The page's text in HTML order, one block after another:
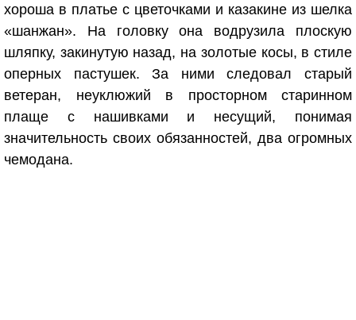
хороша в платье с цветочками и казакине из шелка
«шанжан». На головку она водрузила плоскую
шляпку, закинутую назад, на золотые косы, в стиле
оперных пастушек. За ними следовал старый
ветеран, неуклюжий в просторном старинном
плаще с нашивками и несущий, понимая
значительность своих обязанностей, два огромных
чемодана.